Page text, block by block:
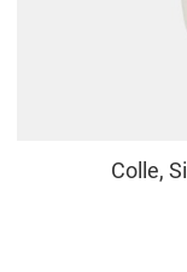
Colle,